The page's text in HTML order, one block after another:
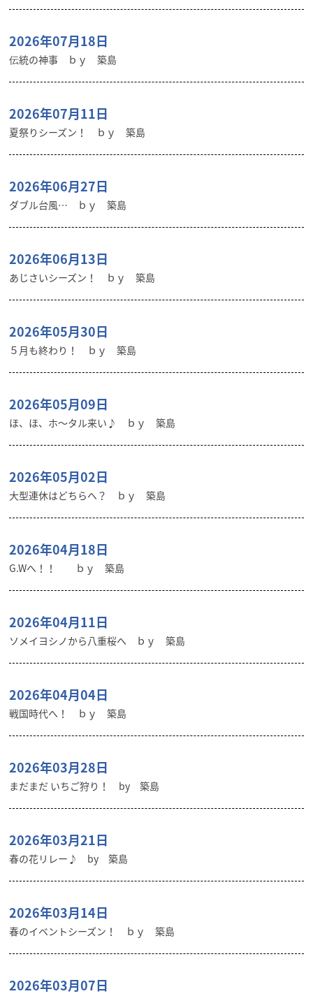
2026年07月18日
伝統の神事 ｂｙ 築島
2026年07月11日
夏祭りシーズン！ ｂｙ 築島
2026年06月27日
ダブル台風… ｂｙ 築島
2026年06月13日
あじさいシーズン！ ｂｙ 築島
2026年05月30日
５月も終わり！ ｂｙ 築島
2026年05月09日
ほ、ほ、ホ～タル来い♪ ｂｙ 築島
2026年05月02日
大型連休はどちらへ？ ｂｙ 築島
2026年04月18日
G.Wへ！！ ｂｙ 築島
2026年04月11日
ソメイヨシノから八重桜へ ｂｙ 築島
2026年04月04日
戦国時代へ！ ｂｙ 築島
2026年03月28日
まだまだ いちご狩り！ by 築島
2026年03月21日
春の花リレー♪ by 築島
2026年03月14日
春のイベントシーズン！ ｂｙ 築島
2026年03月07日